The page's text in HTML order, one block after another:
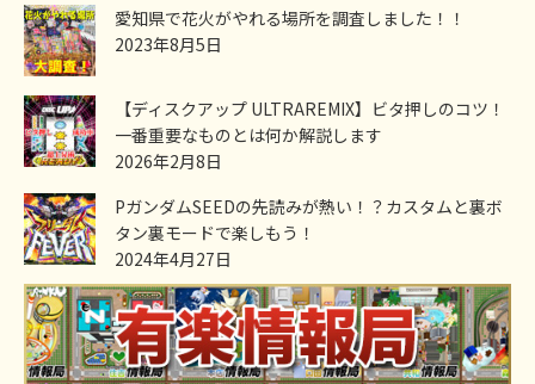
愛知県で花火がやれる場所を調査しました！！
2023年8月5日
【ディスクアップ ULTRAREMIX】ビタ押しのコツ！
一番重要なものとは何か解説します
2026年2月8日
PガンダムSEEDの先読みが熱い！？カスタムと裏ボ
タン裏モードで楽しもう！
2024年4月27日